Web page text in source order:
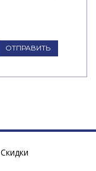
ОТПРАВИТЬ
Скидки